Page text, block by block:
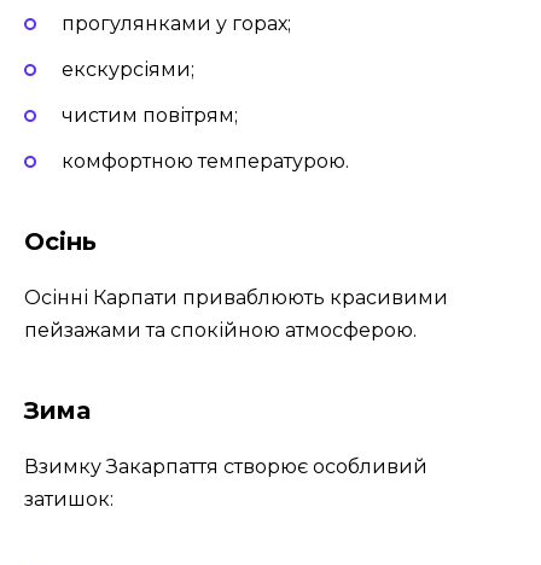
прогулянками у горах;
екскурсіями;
чистим повітрям;
комфортною температурою.
Осінь
Осінні Карпати приваблюють красивими
пейзажами та спокійною атмосферою.
Зима
Взимку Закарпаття створює особливий
затишок: